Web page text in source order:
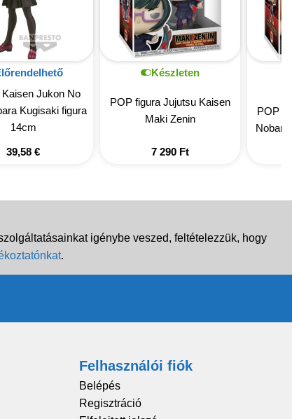
Jukon No
Kugisaki figura
14cm
39,58 €
Készleten
POP figura Jujutsu Kaisen
Maki Zenin
7 290 Ft
POP
igénybe veszed, feltételezzük, hogy
.
Felhasználói fiók
Belépés
Regisztráció